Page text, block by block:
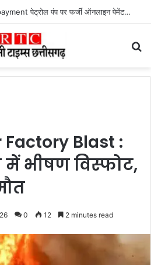
Lailunga Double Murder Case -लैलूंगा के ग्राम छापरपानी में डबल मर्डर और दुष्कर्म कांड का खुलासा, 65 वर्षीय आरोपी गिरफ्तार
Factory Blast :
में भीषण विस्फोट,
0 12 2 minutes read